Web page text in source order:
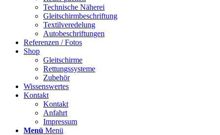
Technische Näherei
Gleitschirmbeschriftung
Textilveredelung
Autobeschriftungen
Referenzen / Fotos
Shop
Gleitschirme
Rettungssysteme
Zubehör
Wissenswertes
Kontakt
Kontakt
Anfahrt
Impressum
Menü Menü